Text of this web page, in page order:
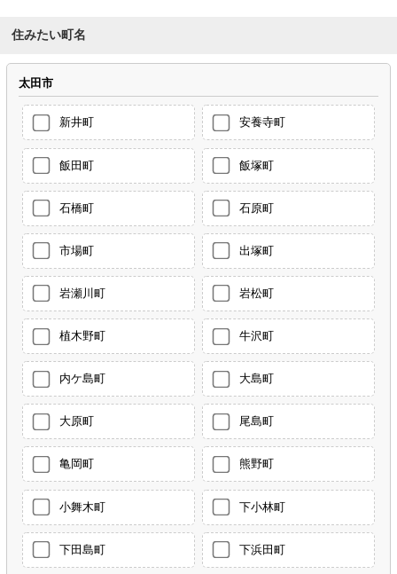
住みたい町名
太田市
新井町 安養寺町
飯田町 飯塚町
石橋町 石原町
市場町 出塚町
岩瀬川町 岩松町
植木野町 牛沢町
内ケ島町 大島町
大原町 尾島町
亀岡町 熊野町
小舞木町 下小林町
下田島町 下浜田町